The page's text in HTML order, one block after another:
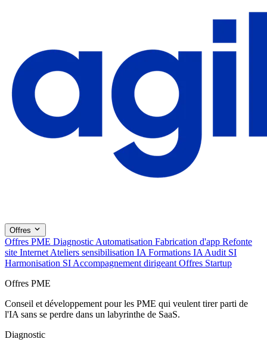
Offres
Offres PME Diagnostic Automatisation Fabrication d'app Refonte
site Internet Ateliers sensibilisation IA Formations IA Audit SI
Harmonisation SI Accompagnement dirigeant Offres Startup
Offres PME
Conseil et développement pour les PME qui veulent tirer parti de
l'IA sans se perdre dans un labyrinthe de SaaS.
Diagnostic